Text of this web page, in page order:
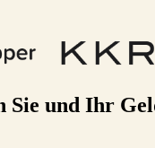
Sie und Ihr